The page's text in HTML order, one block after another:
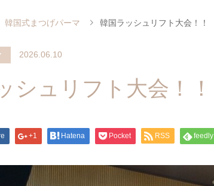
韓国式まつげパーマ 韓国ラッシュリフト大会！！
2026.06.10
シュリフト大会！！
+1 Hatena Pocket RSS feedly